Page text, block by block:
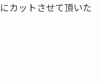
カットさせて頂いた